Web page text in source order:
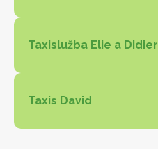
Taxislužba Elie a Didier
Taxis David